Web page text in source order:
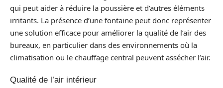
qui peut aider à réduire la poussière et d’autres éléments
irritants. La présence d’une fontaine peut donc représenter
une solution efficace pour améliorer la qualité de l’air des
bureaux, en particulier dans des environnements où la
climatisation ou le chauffage central peuvent assécher l’air.
Qualité de l’air intérieur